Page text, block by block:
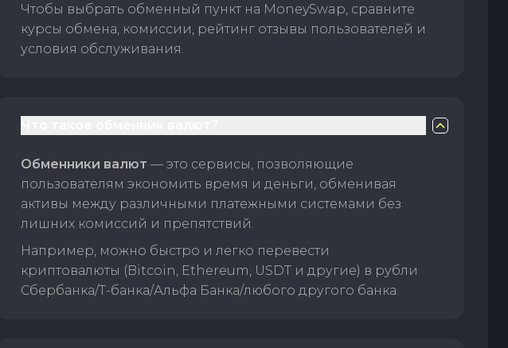
Чтобы выбрать обменный пункт на MoneySwap, сравните
курсы обмена, комиссии, рейтинг отзывы пользователей и
условия обслуживания.
Обменники валют — это сервисы, позволяющие
пользователям экономить время и деньги, обменивая
активы между различными платежными системами без
лишних комиссий и препятствий.
Например, можно быстро и легко перевести
криптовалюты (Bitcoin, Ethereum, USDT и другие) в рубли
Сбербанка/Т-банка/Альфа Банка/любого другого банка.